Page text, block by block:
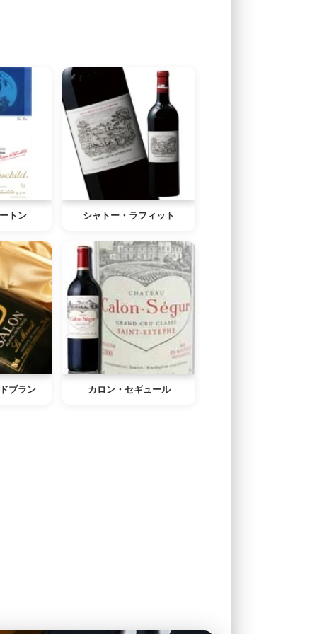
トン シャトー・ラフィット
ブラン カロン・セギュール